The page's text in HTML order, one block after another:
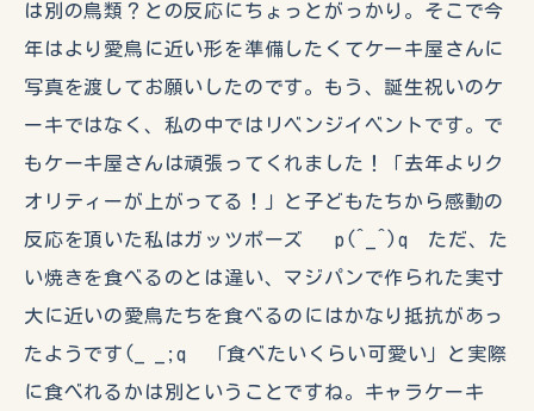
は別の鳥類？との反応にちょっとがっかり。そこで今
年はより愛鳥に近い形を準備したくてケーキ屋さんに
写真を渡してお願いしたのです。もう、誕生祝いのケ
ーキではなく、私の中ではリベンジイベントです。で
もケーキ屋さんは頑張ってくれました！「去年よりク
オリティーが上がってる！」と子どもたちから感動の
反応を頂いた私はガッツポーズ p(^_^)q ただ、た
い焼きを食べるのとは違い、マジパンで作られた実寸
大に近いの愛鳥たちを食べるのにはかなり抵抗があっ
たようです(_ _;q 「食べたいくらい可愛い」と実際
に食べれるかは別ということですね。キャラケーキ